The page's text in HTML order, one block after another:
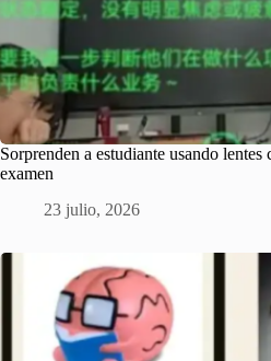
Sorprenden a estudiante usando
examen
23 julio, 2026